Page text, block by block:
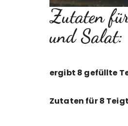
Zutaten
und Salat:
ergibt 8 gefüllte
Zutaten für 8